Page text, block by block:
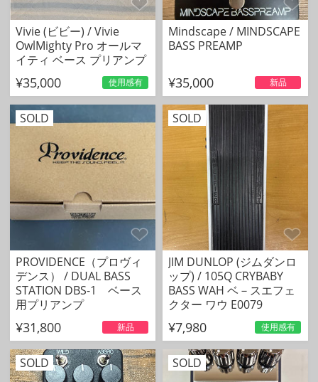
Vivie (ビビー) / Vivie
OwlMighty Pro オールマ
イティ ベース プリアンプ
¥35,000 使用感有
Mindscape / MINDSCAPE
BASS PREAMP
¥35,000 新品
SOLD
PROVIDENCE（プロヴィ
デンス） / DUAL BASS
STATION DBS-1 ベース
用プリアンプ
¥31,800 新品
SOLD
JIM DUNLOP (ジムダンロ
ップ) / 105Q CRYBABY
BASS WAH ベ－スエフェ
クター ワウ E0079
¥7,980 使用感有
SOLD SOLD